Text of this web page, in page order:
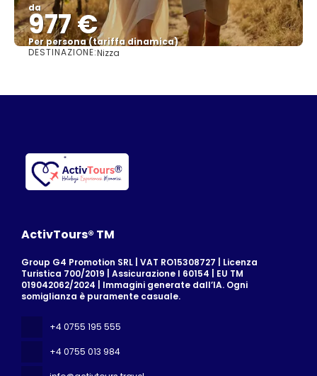
da
977 €
Per persona (tariffa dinamica)
DESTINAZIONE:Nizza
ActivTours® TM
Group G4 Promotion SRL | VAT RO15308727 | Licenza
Turistica 700/2019 | Assicurazione I 60154 | EU TM
019042062/2024 | Immagini generate dall’IA. Ogni
somiglianza è puramente casuale.
+4 0755 195 555
+4 0755 013 984